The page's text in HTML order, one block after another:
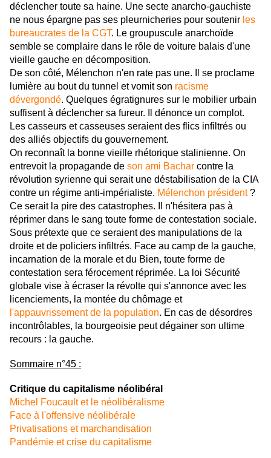
déclencher toute sa haine. Une secte anarcho-gauchiste
ne nous épargne pas ses pleurnicheries pour soutenir les
bureaucrates de la CGT. Le groupuscule anarchoïde
semble se complaire dans le rôle de voiture balais d'une
vieille gauche en décomposition.
De son côté, Mélenchon n'en rate pas une. Il se proclame
lumière au bout du tunnel et vomit son racisme
dévergondé. Quelques égratignures sur le mobilier urbain
suffisent à déclencher sa fureur. Il dénonce un complot.
Les casseurs et casseuses seraient des flics infiltrés ou
des alliés objectifs du gouvernement.
On reconnaît la bonne vieille rhétorique stalinienne. On
entrevoit la propagande de son ami Bachar contre la
révolution syrienne qui serait une déstabilisation de la CIA
contre un régime anti-impérialiste. Mélenchon président?
Ce serait la pire des catastrophes. Il n'hésitera pas à
réprimer dans le sang toute forme de contestation sociale.
Sous prétexte que ce seraient des manipulations de la
droite et de policiers infiltrés. Face au camp de la gauche,
incarnation de la morale et du Bien, toute forme de
contestation sera férocement réprimée. La loi Sécurité
globale vise à écraser la révolte qui s'annonce avec les
licenciements, la montée du chômage et
l'appauvrissement de la population. En cas de désordres
incontrôlables, la bourgeoisie peut dégainer son ultime
recours : la gauche.
Sommaire n°45 :
Critique du capitalisme néolibéral
Michel Foucault et le néolibéralisme
Face à l'offensive néolibérale
Privatisations et marchandisation
Pandémie et crise du capitalisme